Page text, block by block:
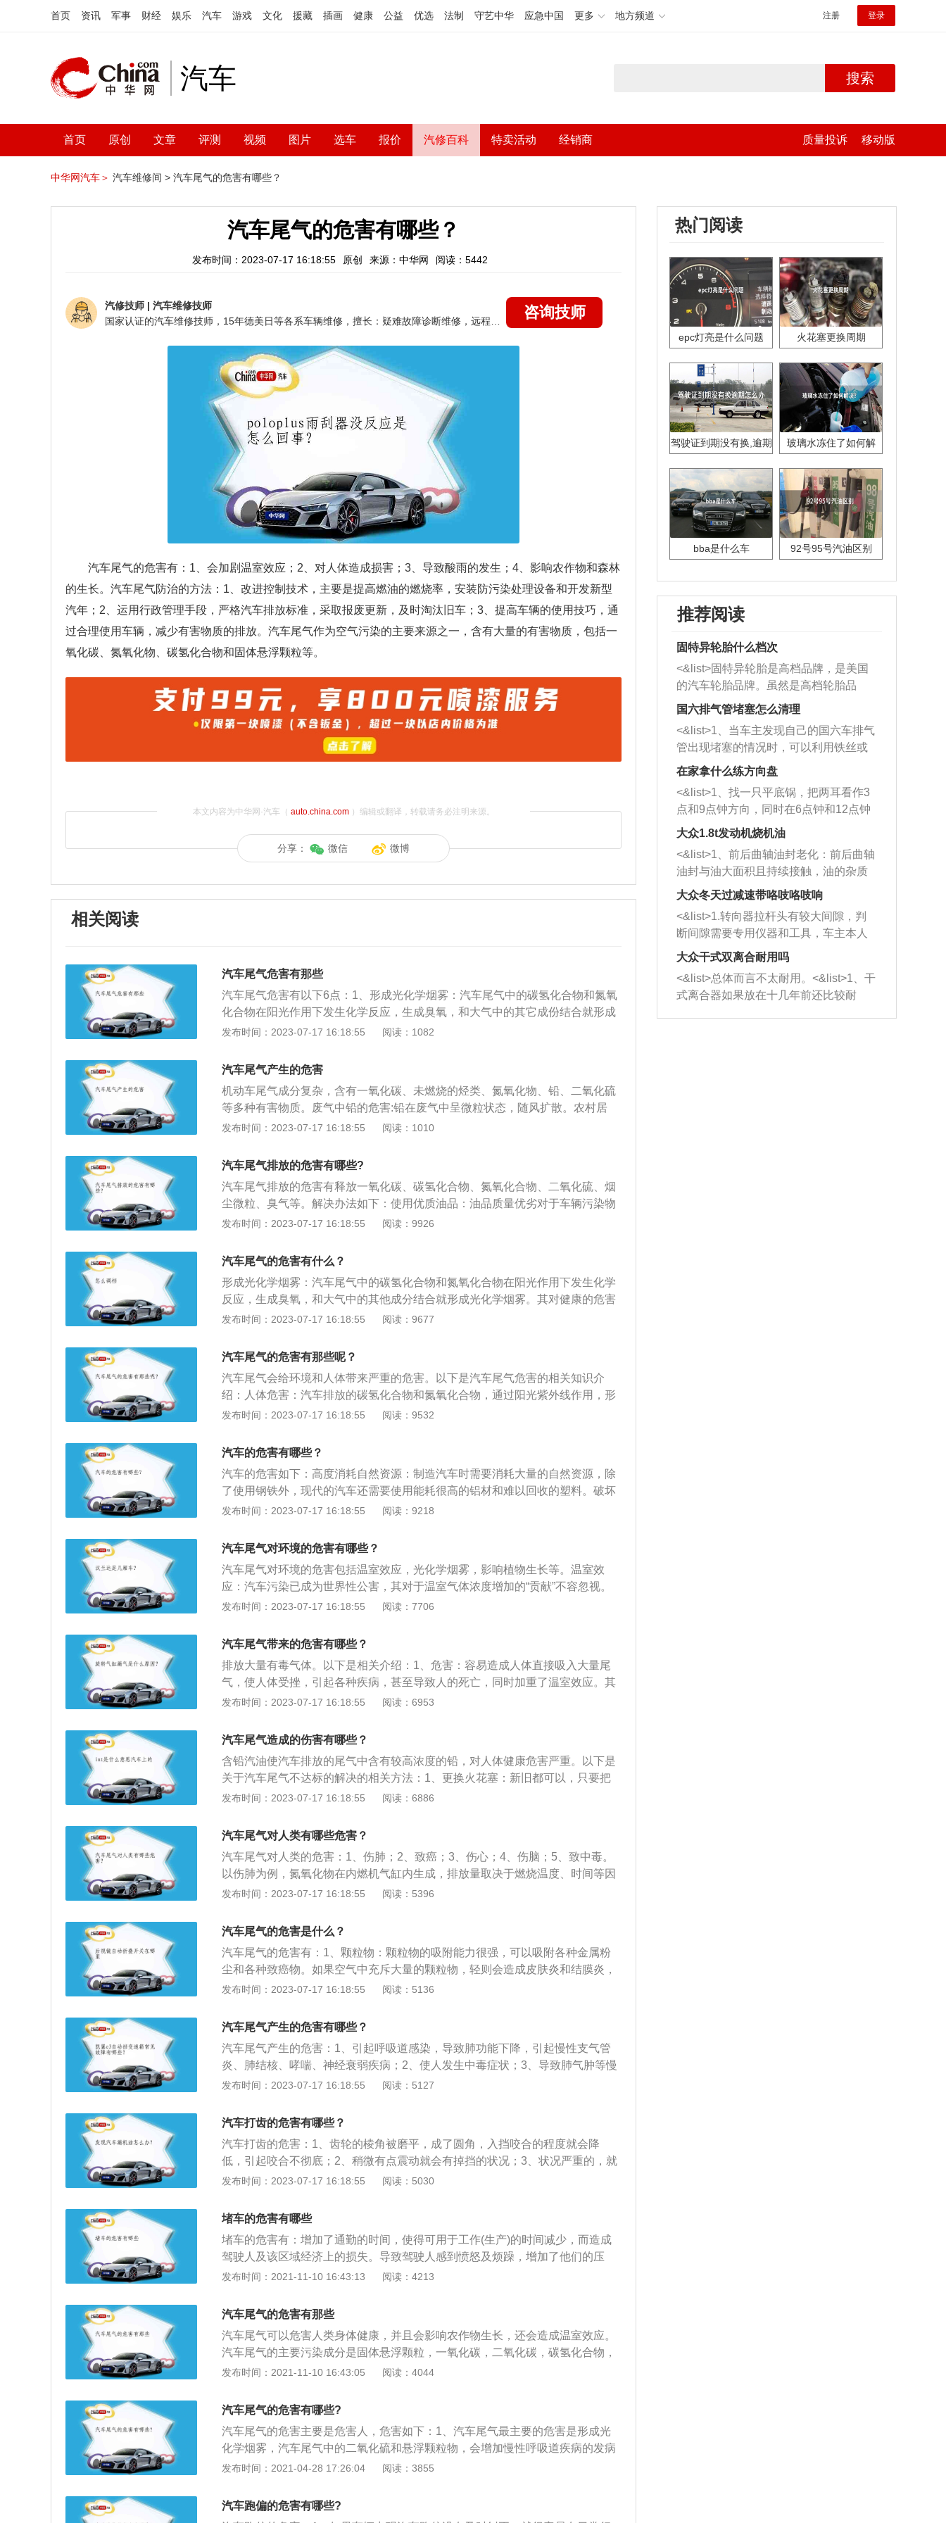
首页 资讯 军事 财经 娱乐 汽车 游戏 文化 援藏 插画 健康 公益 优选 法制 守艺中华 应急中国 更多 地方频道 注册 登录
汽车 搜索
首页 原创 文章 评测 视频 图片 选车 报价 汽修百科 特卖活动 经销商 质量投诉 移动版
中华网汽车＞ 汽车维修间 > 汽车尾气的危害有哪些？
汽车尾气的危害有哪些？
发布时间：2023-07-17 16:18:55 原创 来源：中华网 阅读：5442
汽修技师 | 汽车维修技师
咨询技师
汽车尾气的危害有：1、会加剧温室效应；2、对人体造成损害；3、导致酸雨的发生；4、影响农作物和森林
的生长。汽车尾气防治的方法：1、改进控制技术，主要是提高燃油的燃烧率，安装防污染处理设备和开发新型
汽年；2、运用行政管理手段，严格汽车排放标准，采取报废更新，及时淘汰旧车；3、提高车辆的使用技巧，通
过合理使用车辆，减少有害物质的排放。汽车尾气作为空气污染的主要来源之一，含有大量的有害物质，包括一
氧化碳、氮氧化物、碳氢化合物和固体悬浮颗粒等。
本文内容为中华网·汽车（ auto.china.com）编辑或翻译，转载请务必注明来源。
分享： 微信 微博
相关阅读
汽车尾气危害有那些
汽车尾气危害有以下6点：1、形成光化学烟雾：汽车尾气中的碳氢化合物和氮氧
化合物在阳光作用下发生化学反应，生成臭氧，和大气中的其它成份结合就形成
光化学烟雾。危害主要为引起红眼病、刺激鼻、咽喉、气管和肺部，引起慢性呼
度，妨碍交通。2、减少供氧量：汽车尾气中一氧化碳的含量最高，它可经呼吸
载氧能力，削弱血液对人体组织的供氧量，导致组织缺氧，从而引起头痛等症
状，重者窒息死亡。3、导致缺氧：汽车尾气中的氮氧化合物含量较少，但毒性
很大，其毒性是含硫氧化物的3倍。氮氧化合物进入肺泡后，能形成亚硝酸和硝
亚硝酸盐则与血红蛋白结合，形成高铁血红蛋白，引起组织缺氧。4、促使植物
发育异常，分泌致癌物质：汽车尾气中的碳氢化合物有200多种，其中C2H4在大
气中的浓度达0.5ppm（十万分之一）时，能使一些植物发育异常。汽车尾气中还
度达到0.012ug/m3时，居民中得肺癌的人数会明显增加。离公路越近，公路上汽
粒物，会增加慢性呼吸道疾病的发病率，损害肺功能。二氧化硫在大气中含量过
高时，会随降水形成酸雨。6、影响幼儿的生长和发育：汽车尾气中的铅化合物
可随呼吸进入血液，并迅速地蓄积到人体的骨骼和牙齿中，它们干扰血红素的合
成、侵袭红细胞，引起贫血；损害神经系统，严重时损害脑细胞，引起脑损伤。
呆症状。铅还能透过母体进入胎盘，危及胎儿。
发布时间：2023-07-17 16:18:55 阅读：1082
汽车尾气产生的危害
机动车尾气成分复杂，含有一氧化碳、未燃烧的烃类、氮氧化物、铅、二氧化硫
等多种有害物质。废气中铅的危害:铅在废气中呈微粒状态，随风扩散。农村居
民，一般从空气中吸入体内的铅量每天约为一微克；城市居民，尤其是街道两旁
中，以肝、肾中的浓度高。几周后，铅由以上组织转移到骨骼，以不溶性磷酸铅
形式沉积下来。人体内约90%～95%的铅积存于骨骼中，只有少量铅存在于肝、
脾等脏器中。骨中的铅一般较稳定，当食物中缺钙或有感染、外伤、饮酒、服用
酸碱类药物而破坏了酸碱平衡时，铅便由骨中转移到血液，引起铅中毒的症状。
铅中毒的症状表现很广泛，如头晕、头痛、失眠、多梦、记忆力减退、乏力、食
者有明显的肝脏损害，会出现黄疸、肝脏肿大、肝功能异常等症状。废气中一氧
化碳的危害:汽油主要由碳和氢组成，汽油正常燃烧时生成二氧化碳、水蒸气和过
量的氧等物质。但由于燃料中含有其他杂质和添加剂，且燃料常常不能完全燃
其主要污染物包括一氧化碳、碳氢化合物和氮氧化合物。一氧化碳会阻碍人体的
病。碳氢化合物会形成毒性很强的光化学烟雾，伤害人体，并会产生致癌物质。
产生的白色烟雾对家畜、水果及橡胶制品和建筑物均有损坏。氮氧化合物使人中
毒比一氧化碳还强，它损坏人的眼睛和肺，并形成光化学烟雾，是产生酸雨的主
要物质，可使植物由绿色变为褐色直至大面积死亡。可吸入颗粒物的危害:中国科
燃烧不完全，会产生很多污染物，其中包含大量直径≤2.5微米的细微颗粒物，容
嗽、哮喘、支气管炎等，到医院就诊的呼吸系统疾病患者也出现了“变异”。此
外，汽车尾气中还含有苯、甲苯等有害物质，不但刺激呼吸道，更是一种致癌
物。意大利那不勒斯大学还研究发现，汽车尾气严重影响男性生育能力。
发布时间：2023-07-17 16:18:55 阅读：1010
汽车尾气排放的危害有哪些?
汽车尾气排放的危害有释放一氧化碳、碳氢化合物、氮氧化合物、二氧化硫、烟
尘微粒、臭气等。解决办法如下：使用优质油品：油品质量优劣对于车辆污染物
排放状况具有直接影响，加入劣质燃油可能会导致车辆动力下降，燃烧使积碳增
动。因此，在为汽车加油时，请选择正规加油站加注质量合格车用油品，以保证
车辆达标排放、正常使用。加强对车辆日常保养：在日常使用车辆时，请按照使
用说明书定期为汽车进行保养维护，定期更换空滤、油滤等，定期检查三元催化
器、氧传感器等排气后处理装置，使车辆处于良好状况。注意车辆异常情况，例
如冒黑烟、动力下降等，发现问题应及时到有资质正规维修企业进行检测维修。
程度上取决于维修技术水平和维修质量。为保障驾驶人权益，当发现车辆有异常
情况，请及时到有资质的正规维修企业进行检测维修，并索取维修证明或发票。
发布时间：2023-07-17 16:18:55 阅读：9926
汽车尾气的危害有什么？
形成光化学烟雾：汽车尾气中的碳氢化合物和氮氧化合物在阳光作用下发生化学
反应，生成臭氧，和大气中的其他成分结合就形成光化学烟雾。其对健康的危害
主要表现为刺激眼睛，引起红眼病；刺激鼻、咽喉、气管和肺部，引起慢性呼吸
妨碍交通。导致窒息：汽车尾气中一氧化碳的含量最高，可经呼吸道进入肺泡，
被血液吸收，与血红蛋白相结合，形成碳氧血红蛋白，降低血液的载氧能力，削
弱血液对人体组织的供氧量，导致组织缺氧，从而引起头痛等症状，重者窒息死
亡。刺激肺组织：汽车尾气中的氮氧化合物含量较少，但毒性很大，其毒性是含
硫氧化物的3倍。氮氧化合物进入肺泡后，能形成亚硝酸和硝酸，对肺组织产生
蛋白结合，形成高铁血红蛋白，引起组织缺氧。
发布时间：2023-07-17 16:18:55 阅读：9677
汽车尾气的危害有那些呢？
汽车尾气会给环境和人体带来严重的危害。以下是汽车尾气危害的相关知识介
绍：人体危害：汽车排放的碳氢化合物和氮氧化合物，通过阳光紫外线作用，形
成有毒烟雾。其突出的危害是刺激人体眼睛和上呼吸道粘膜，引起发炎，严重的
害：据各地监测分析，汽车尾气排放量已占大气污染源85％左右。治理大气污
发布时间：2023-07-17 16:18:55 阅读：9532
汽车的危害有哪些？
汽车的危害如下：高度消耗自然资源：制造汽车时需要消耗大量的自然资源，除
了使用钢铁外，现代的汽车还需要使用能耗很高的铝材和难以回收的塑料。破坏
传统文化：为汽车的快速通行而建造的高速公路往往将一个完整的文化区域
生动物：修建新的高速公路常常破坏野生动物的栖息地，野生动物也容易在穿越
伤数最多的原因之一，每年约有数百万人遭受车祸的伤害。
发布时间：2023-07-17 16:18:55 阅读：9218
汽车尾气对环境的危害有哪些？
汽车尾气对环境的危害包括温室效应，光化学烟雾，影响植物生长等。温室效
应：汽车污染已成为世界性公害，其对于温室气体浓度增加的“贡献”不容忽视。
汽车的内燃机实际上是一座小型化工厂，消耗大量石油资源。汽油燃烧后产生驱
应。光化学烟雾：这些污染物在一定条件下会生成二次污染—光化学烟雾，对人
特定的气温条件下，即静风、湿度低、温度高、并在阳光长时间照射时会产生一
种复杂的烟雾，这种烟雾叫“光化学烟雾”。影响植物生长：汽车尾气还会影响植
物的生长，尤其是尾气浓度到达一定程度时，会使土壤和水源都被酸化，自然会
发布时间：2023-07-17 16:18:55 阅读：7706
汽车尾气带来的危害有哪些？
排放大量有毒气体。以下是相关介绍：1、危害：容易造成人体直接吸入大量尾
气，使人体受挫，引起各种疾病，甚至导致人的死亡，同时加重了温室效应。其
中的一氧化碳还会阻碍血氧输送，影响人体造血机能，常吸入还可能诱发心绞痛
H)、碳氢氧化合物(HCO)、氮氧化物(NOx)、颗粒物及铅的化合物。
发布时间：2023-07-17 16:18:55 阅读：6953
汽车尾气造成的伤害有哪些？
含铅汽油使汽车排放的尾气中含有较高浓度的铅，对人体健康危害严重。以下是
关于汽车尾气不达标的解决的相关方法：1、更换火花塞：新旧都可以，只要把
电极点用砂纸清理干净，间隙调整好即可。2、清洁分电器触点和分火头触点：
这一点至关重要，务必请切记！由于点火时间推迟，在燃烧室内的燃烧时间将缩
短，燃烧最高温度会降低，使排出的碳氢和氮氧化物减少。但这将会导致发动机
功率下降。
发布时间：2023-07-17 16:18:55 阅读：6886
汽车尾气对人类有哪些危害？
汽车尾气对人类的危害：1、伤肺；2、致癌；3、伤心；4、伤脑；5、致中毒。
以伤肺为例，氮氧化物在内燃机气缸内生成，排放量取决于燃烧温度、时间等因
素，其不仅会引起呼吸道感染，导致肺功能下降，还会引起慢性支气管炎、肺结
气污染的主要来源之一，汽车尾气中含有大量的有害物质，包括一氧化碳、氮氧
化物、碳氢化合物和固体悬浮颗粒等。
发布时间：2023-07-17 16:18:55 阅读：5396
汽车尾气的危害是什么？
汽车尾气的危害有：1、颗粒物：颗粒物的吸附能力很强，可以吸附各种金属粉
尘和各种致癌物。如果空气中充斥大量的颗粒物，轻则会造成皮肤炎和结膜炎，
重则会引人致癌；2、一氧化碳：排放超标的为尾气中含有一氧化碳，一氧化碳
应：温室效应是全球性的公害，其中汽车尾气的排放是造成温室效应的重要原因
种变化。
发布时间：2023-07-17 16:18:55 阅读：5136
汽车尾气产生的危害有哪些？
汽车尾气产生的危害：1、引起呼吸道感染，导致肺功能下降，引起慢性支气管
炎、肺结核、哮喘、神经衰弱疾病；2、使人发生中毒症状；3、导致肺气肿等慢
性肺病，还会影响心脏搏动诱发心肌梗塞；4、导致人体组织缺氧，使人头疼、
畅，进气量不足；2、缸内积碳，缸内容积变小；3、火花塞点火效率低，汽油未
燃烧直接排除；4、三元催化堵塞，排气不畅，缸内背压过高造成进气量不足。
发布时间：2023-07-17 16:18:55 阅读：5127
汽车打齿的危害有哪些？
汽车打齿的危害：1、齿轮的棱角被磨平，成了圆角，入挡咬合的程度就会降
低，引起咬合不彻底；2、稍微有点震动就会有掉挡的状况；3、状况严重的，就
会无法换挡或无法挂挡，进而影响到汽车无法正常驾驶，大修变速箱。打齿发生
离不彻底关键的原因是行驶员的操作生活习惯引起的。平常挂挡的时候只需保证
发布时间：2023-07-17 16:18:55 阅读：5030
堵车的危害有哪些
堵车的危害有：增加了通勤的时间，使得可用于工作(生产)的时间减少，而造成
驾驶人及该区域经济上的损失。导致驾驶人感到愤怒及烦躁，增加了他们的压
力，而进一步损害其健康。浪费燃料及污染。每个人都知道尾气不好，当堵车成
乘车族居多，且程度比开车族严重得多。其中，女性所能容忍的上班出行时间为
35.97分钟，而男性仅为31.63分钟。在交通拥堵带来的影响一项中，51.06%的受
访者选择了情绪受影响，仅次于迟到。在遭遇交通拥堵可能产生的情绪中，选择
焦灼感的最多；其他依次为恼怒感、对城市的厌恶感、紧张感。堵车与之相比，
堵车时，更严重的要算汽车尾气排放污染。中国科学院院士、中国环境监测总站
物，其中包含大量直径2.5微米的细微颗粒物，容易随呼吸进入肺部。研究发现，
尾气污染物不仅刺激眼睛和肺部，还会导致咳嗽、哮喘、支气管炎等，到医院就
诊的呼吸系统疾病患者也出现了变异。此外，汽车尾气中还含有苯、甲苯等有害
发布时间：2021-11-10 16:43:13 阅读：4213
汽车尾气的危害有那些
汽车尾气可以危害人类身体健康，并且会影响农作物生长，还会造成温室效应。
汽车尾气的主要污染成分是固体悬浮颗粒，一氧化碳，二氧化碳，碳氢化合物，
氮氧化物，铅和硫氧化物等。尾气的危害：1.尾气中的颗粒物可以被人类吸进肺
以吸附金属粉尘，强致癌物质，病原微生物等。2.一氧化碳与血红蛋白的结合速
蛋白，这样会削弱血液输送氧气的功能，严重的会危害中枢神经系统。3.氮氧化
物主要指的是一氧化氮和二氧化氮，这些都是对人体有害的气体。氮氧化物会对
呼吸系统造成损害。4.碳氢化合物在紫外线的照射下，会产生一种具有刺激性的
如果人体铅含量超标可以引发心血管系统疾病，并且影响肝肾等重要器官和神经
发布时间：2021-11-10 16:43:05 阅读：4044
汽车尾气的危害有哪些?
汽车尾气的危害主要是危害人，危害如下：1、汽车尾气最主要的危害是形成光
化学烟雾，汽车尾气中的二氧化硫和悬浮颗粒物，会增加慢性呼吸道疾病的发病
率，损害肺功能；2、大气中二氧化硫含量过高时，会随沉淀形成酸雨，汽车尾
血红素的合成，侵入红细胞，造成贫血；3、直接造成神经系统损伤，严重时会
造成脑细胞严重损害，造成脑损伤。
发布时间：2021-04-28 17:26:04 阅读：3855
汽车跑偏的危害有哪些?
热门阅读
epc灯亮是什么问题 火花塞更换周期
驾驶证到期没有换,逾期
玻璃水冻住了如何解
bba是什么车 92号95号汽油区别
推荐阅读
固特异轮胎什么档次
<&list>固特异轮胎是高档品牌，是美国
的汽车轮胎品牌。虽然是高档轮胎品
牌，但是中高低端的轮胎都有生产，这
也是为了更好的开拓市场。
国六排气管堵塞怎么清理
<&list>1、当车主发现自己的国六车排气
管出现堵塞的情况时，可以利用铁丝或
者是细棍，直接将杂物给取出来，如果
堵塞情况比较严重，也可以采取应急措
施。 <&list>2、直接利用木棍将所有的
杂物推到排气管里面的位置处，然后将
三元催化器拆解开，就可以将堵塞的东
西取出来。但如果是因为积碳过多引起
的堵塞，就需要将三元催化器泡在草酸
洗剂对堵塞的情况得到解决，将清洗剂
放在燃油箱中，与燃油混合后，车辆启
动时，就可以和汽油一起进入到燃烧
室，最后形成废气排出，就可以让三元
催化器得到清洗，排气管堵塞的情况就
能够得到解决。
在家拿什么练方向盘
<&list>1、找一只平底锅，把两耳看作3
点和9点钟方向，同时在6点钟和12点钟
方向做一个标记。 <&list>2、双手握住
一圈半的练习，往右同样也要打相同的
圈数。 <&list>3、最后强调要反复练
习，这样就可以形成肌肉记忆，在真实
驾驶车辆时，不需要记忆也能打好方
向。
大众1.8t发动机烧机油
<&list>1、前后曲轴油封老化：前后曲轴
油封与油大面积且持续接触，油的杂质
和发动机内持续温度变化使其密封效果
逐渐减弱，导致渗油或漏油。<&list>2、
活塞间隙过大：积碳会使活塞环与缸体
的间隙扩大，导致机油流入燃烧室中，
造成烧机油。<&list>3、机油粘度。使用
机油粘度过小的话，同样会有烧机油现
象，机油粘度过小具有很好的流动性，
大众冬天过减速带咯吱咯吱响
<&list>1.转向器拉杆头有较大间隙，判
断间隙需要专用仪器和工具，车主本人
无法制作，需要将车辆送到修理厂或4s
店；<&list>2.车辆半轴套管防尘罩破
裂，破裂后会出现漏油现象，使半轴磨
损严重，磨损的半轴容易损坏，产生异
响；<&list>3.稳定器的转向胶套和球头
大众干式双离合耐用吗
<&list>总体而言不太耐用。<&list>1、干
式离合器如果放在十几年前还比较耐